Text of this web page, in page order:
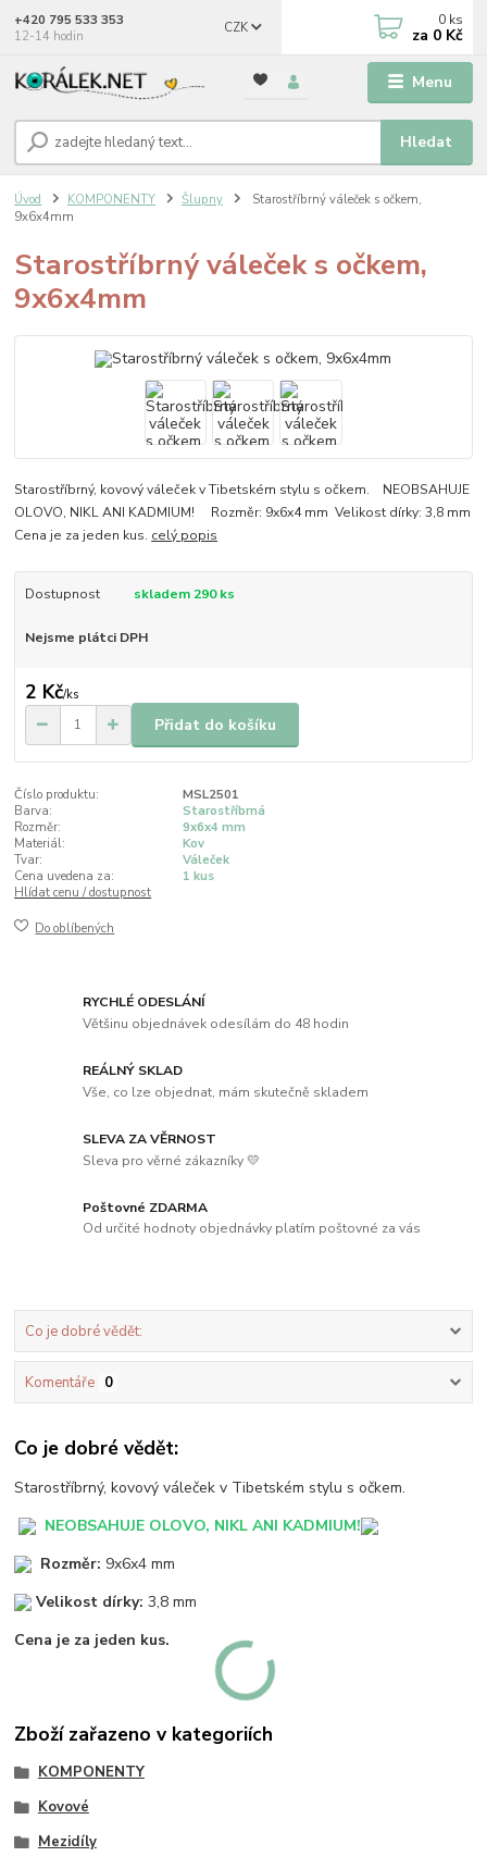
Menu
CZK
Hledat
+420 795 533 353
12-14 hodin
0 ks
za 0 Kč
Úvod KOMPONENTY Šlupny
Starostříbrný váleček s očkem,
9x6x4mm
Starostříbrný váleček s očkem,
9x6x4mm
Starostříbrný, kovový váleček v Tibetském stylu s očkem. NEOBSAHUJE
OLOVO, NIKL ANI KADMIUM! Rozměr: 9x6x4 mm Velikost dírky: 3,8 mm
Cena je za jeden kus. celý popis
Dostupnost skladem 290 ks
Nejsme plátci DPH
2 Kč/ks
Přidat do košíku
Číslo produktu:
MSL2501
Barva:
Starostříbrná
Rozměr:
9x6x4 mm
Materiál:
Kov
Tvar:
Váleček
Cena uvedena za:
1 kus
Hlídat cenu / dostupnost
Do oblíbených
RYCHLÉ ODESLÁNÍ
Většinu objednávek odesílám do 48 hodin
REÁLNÝ SKLAD
Vše, co lze objednat, mám skutečně skladem
SLEVA ZA VĚRNOST
Sleva pro věrné zákazníky 💛
Poštovné ZDARMA
Od určité hodnoty objednávky platím poštovné za vás
Co je dobré vědět:
Komentáře 0
Co je dobré vědět:
Starostříbrný, kovový váleček v Tibetském stylu s očkem.
NEOBSAHUJE OLOVO, NIKL ANI KADMIUM!
Rozměr: 9x6x4 mm
Velikost dírky: 3,8 mm
Cena je za jeden kus.
Zboží zařazeno v kategoriích
KOMPONENTY
Kovové
Mezidíly